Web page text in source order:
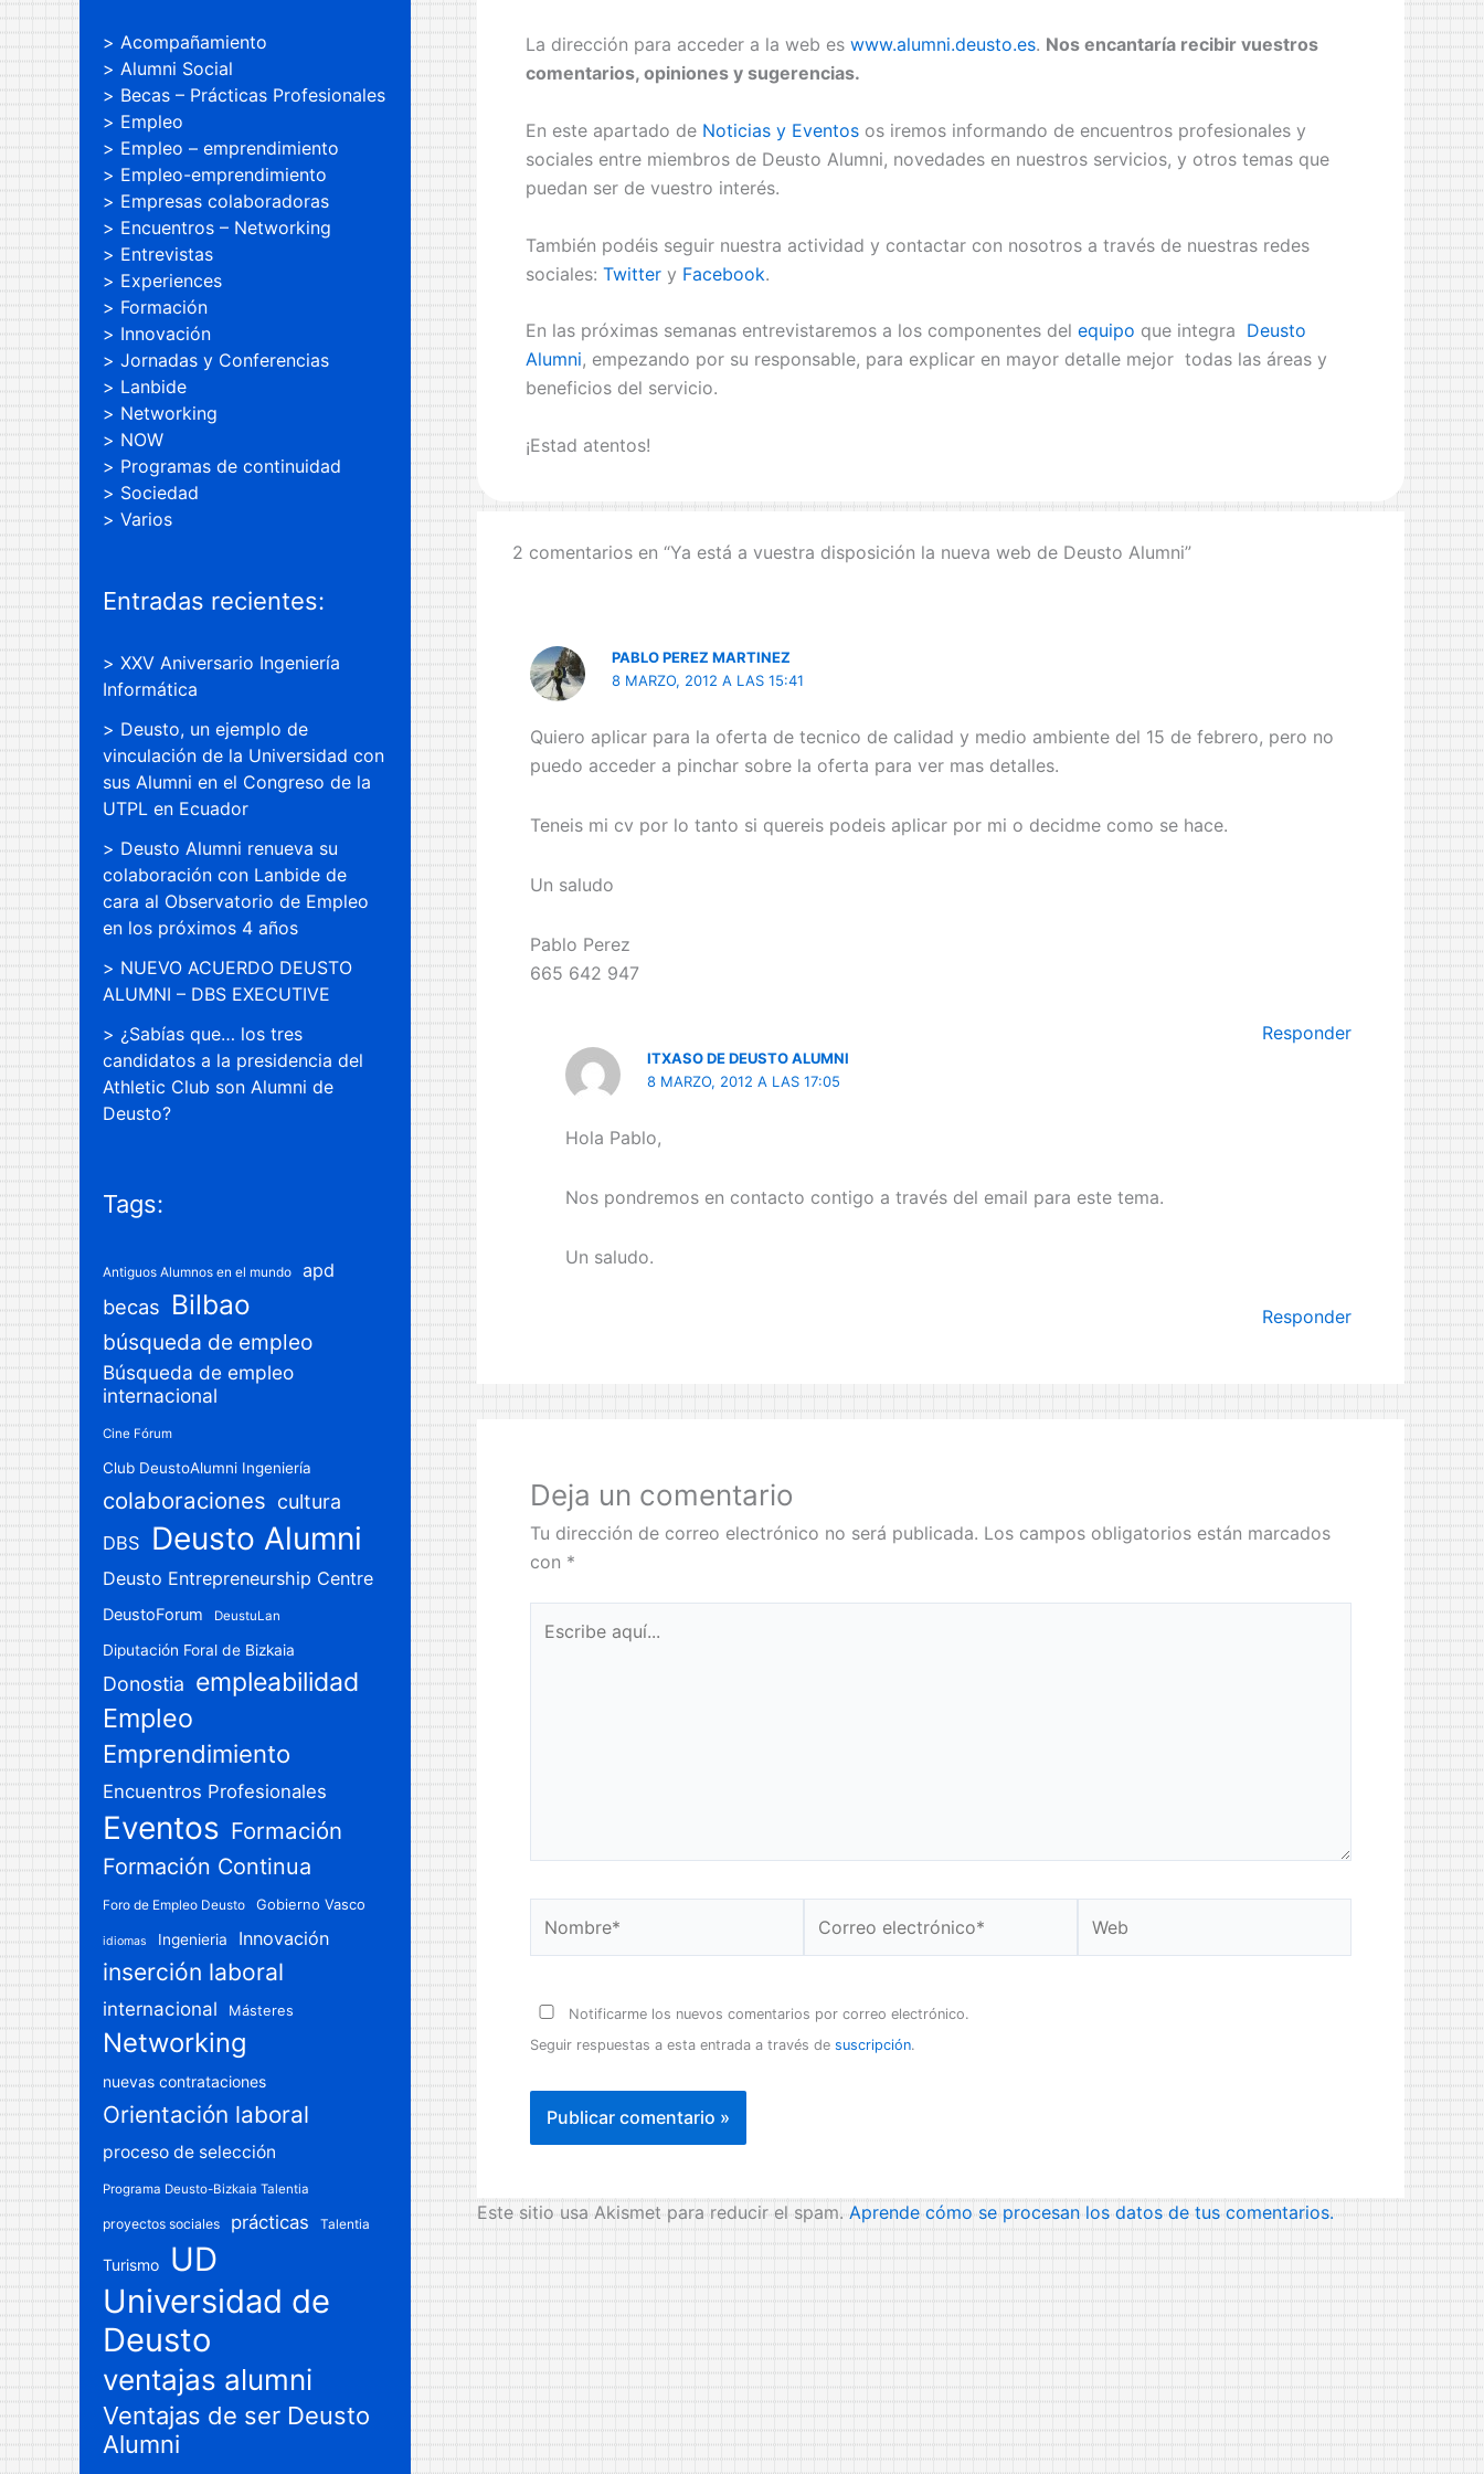
Acompañamiento
Alumni Social
Becas – Prácticas Profesionales
Empleo
Empleo – emprendimiento
Empleo-emprendimiento
Empresas colaboradoras
Encuentros – Networking
Entrevistas
Experiences
Formación
Innovación
Jornadas y Conferencias
Lanbide
Networking
NOW
Programas de continuidad
Sociedad
Varios
Entradas recientes:
XXV Aniversario Ingeniería
Informática
Deusto, un ejemplo de
vinculación de la Universidad con
sus Alumni en el Congreso de la
UTPL en Ecuador
Deusto Alumni renueva su
colaboración con Lanbide de
cara al Observatorio de Empleo
en los próximos 4 años
NUEVO ACUERDO DEUSTO
ALUMNI – DBS EXECUTIVE
¿Sabías que… los tres
candidatos a la presidencia del
Athletic Club son Alumni de
Deusto?
Tags:
Antiguos Alumnos en el mundo apd
becas Bilbao
búsqueda de empleo
Búsqueda de empleo
internacional
Cine Fórum
Club DeustoAlumni Ingeniería
colaboraciones cultura
DBS Deusto Alumni
Deusto Entrepreneurship Centre
DeustoForum DeustuLan
Diputación Foral de Bizkaia
Donostia empleabilidad
Empleo
Emprendimiento
Encuentros Profesionales
Eventos Formación
Formación Continua
Foro de Empleo Deusto Gobierno Vasco
idiomas Ingenieria Innovación
inserción laboral
internacional Másteres
Networking
nuevas contrataciones
Orientación laboral
proceso de selección
Programa Deusto-Bizkaia Talentia
proyectos sociales prácticas Talentia
Turismo
UD
Universidad de
Deusto
ventajas alumni
Ventajas de ser Deusto
Alumni
La dirección para acceder a la web es www.alumni.deusto.es. Nos encantaría recibir vuestros
comentarios, opiniones y sugerencias.
En este apartado de Noticias y Eventosos iremos informando de encuentros profesionales y
sociales entre miembros de Deusto Alumni, novedades en nuestros servicios, y otros temas que
puedan ser de vuestro interés.
También podéis seguir nuestra actividad y contactar con nosotros a través de nuestras redes
sociales: Twittery Facebook.
En las próximas semanas entrevistaremos a los componentes del equipo que integra Deusto
Alumni, empezando por su responsable, para explicar en mayor detalle mejor todas las áreas y
beneficios del servicio.
¡Estad atentos!
2 comentarios en “Ya está a vuestra disposición la nueva web de Deusto Alumni”
PABLO PEREZ MARTINEZ
8 MARZO, 2012 A LAS 15:41
Quiero aplicar para la oferta de tecnico de calidad y medio ambiente del 15 de febrero, pero no
puedo acceder a pinchar sobre la oferta para ver mas detalles.
Teneis mi cv por lo tanto si quereis podeis aplicar por mi o decidme como se hace.
Un saludo
Pablo Perez
665 642 947
Responder
ITXASO DE DEUSTO ALUMNI
8 MARZO, 2012 A LAS 17:05
Hola Pablo,
Nos pondremos en contacto contigo a través del email para este tema.
Un saludo.
Responder
Deja un comentario
Tu dirección de correo electrónico no será publicada. Los campos obligatorios están marcados
con *
aquí...
electrónico*
Notificarme los nuevos comentarios por correo electrónico.
Seguir respuestas a esta entrada a través de suscripción.
Este sitio usa Akismet para reducir el spam.Aprende cómo se procesan los datos de tus comentarios.